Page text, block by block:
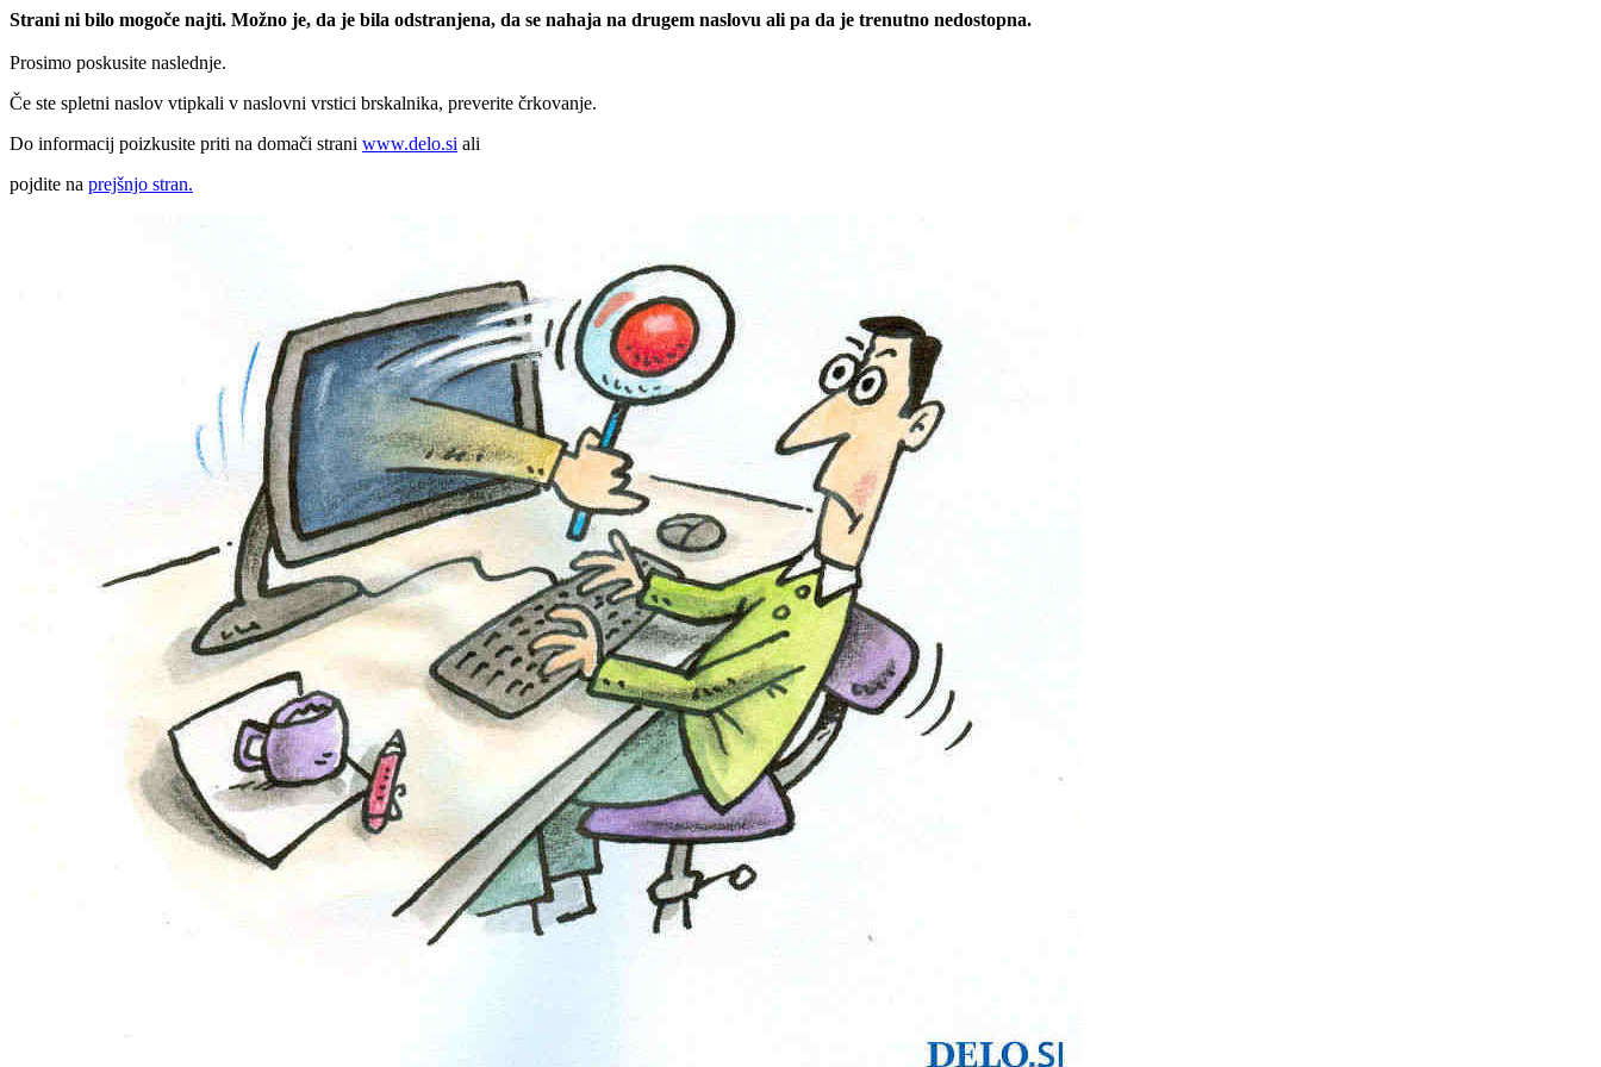
Strani ni bilo mogoče najti. Možno je, da je bila odstranjena, da se nahaja na drugem naslovu ali pa da je trenutno nedostopna.
Prosimo poskusite naslednje.
Če ste spletni naslov vtipkali v naslovni vrstici brskalnika, preverite črkovanje.
Do informacij poizkusite priti na domači strani www.delo.si ali
pojdite na prejšnjo stran.